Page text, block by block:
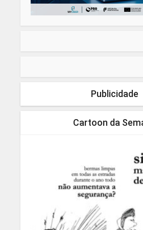
Publicidade
Cartoon da